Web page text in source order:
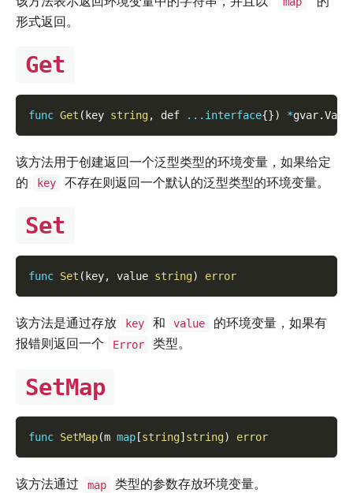
形式返回。
Get
func Get ( key string, def ... interface{}) *gvar.Var
该方法用于创建返回一个泛型类型的环境变量，如果给定
的
key 不存在则返回一个默认的泛型类型的环境变量。
Set
func Set ( key, value string) error
该方法是通过存放 key 和 value
的环境变量，如果有
报错则返回一个
Error 类型。
SetMap
func SetMap(m map [string] string) error
该方法通过 map 类型的参数存放环境变量。